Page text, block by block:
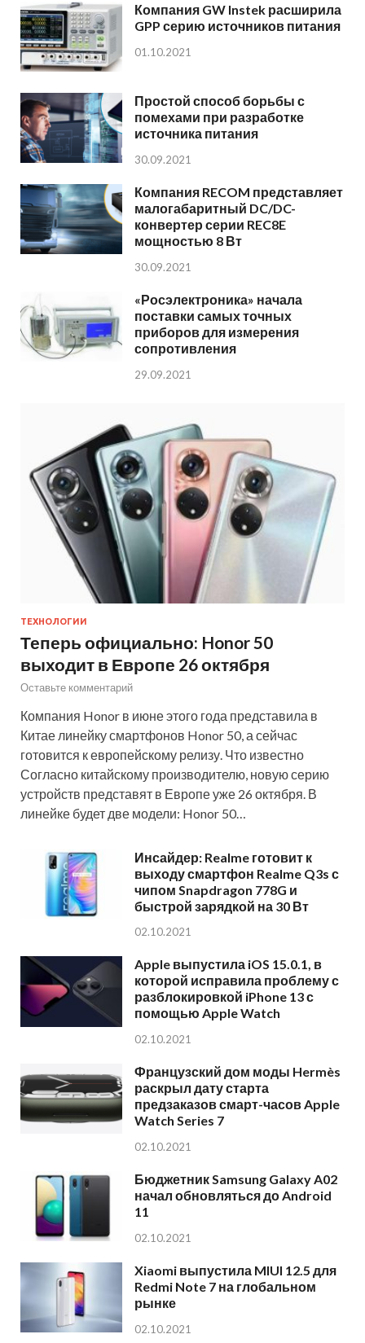
Компания GW Instek расширила
GPP серию источников питания
01.10.2021
Простой способ борьбы с
помехами при разработке
источника питания
30.09.2021
Компания RECOM представляет
малогабаритный DC/DC-
конвертер серии REC8E
мощностью 8 Вт
30.09.2021
«Росэлектроника» начала
поставки самых точных
приборов для измерения
сопротивления
29.09.2021
ТЕХНОЛОГИИ
Теперь официально: Honor 50
выходит в Европе 26 октября
Оставьте комментарий
Компания Honor в июне этого года представила в
Китае линейку смартфонов Honor 50, а сейчас
готовится к европейскому релизу. Что известно
Согласно китайскому производителю, новую серию
устройств представят в Европе уже 26 октября. В
линейке будет две модели: Honor 50…
Инсайдер: Realme готовит к
выходу смартфон Realme Q3s с
чипом Snapdragon 778G и
быстрой зарядкой на 30 Вт
02.10.2021
Apple выпустила iOS 15.0.1, в
которой исправила проблему с
разблокировкой iPhone 13 с
помощью Apple Watch
02.10.2021
Французский дом моды Hermès
раскрыл дату старта
предзаказов смарт-часов Apple
Watch Series 7
02.10.2021
Бюджетник Samsung Galaxy A02
начал обновляться до Android
11
02.10.2021
Xiaomi выпустила MIUI 12.5 для
Redmi Note 7 на глобальном
рынке
02.10.2021